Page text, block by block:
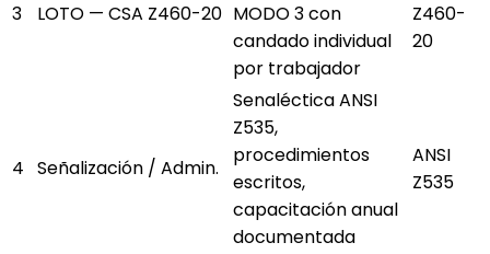
3 LOTO — CSA Z460-20 MODO 3 con
candado individual
por trabajador
Z460-
20
4 Señalización / Admin.
Senaléctica ANSI
Z535,
procedimientos
escritos,
capacitación anual
documentada
ANSI
Z535